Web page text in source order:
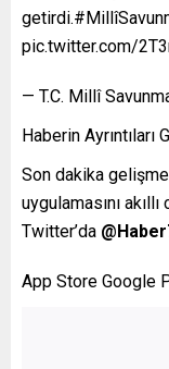
pic.twitter.com/
— T.C. Millî
Haberin Ayrıntıları
Son dakika
uygulamasını akıllı
Twitter’da
App Store Google